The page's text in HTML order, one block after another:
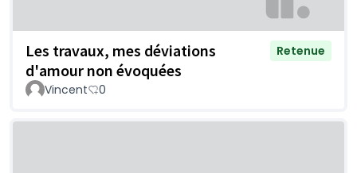
Les travaux, mes déviations
d'amour non évoquées
Retenue
Vincent 0